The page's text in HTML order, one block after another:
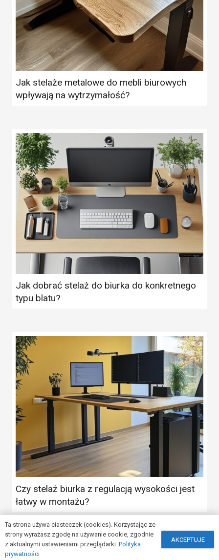
Jak stelaże metalowe do mebli biurowych
wpływają na wytrzymałość?
Jak dobrać stelaż do biurka do konkretnego
typu blatu?
Czy stelaż biurka z regulacją wysokości jest
łatwy w montażu?
© Copyrightpodstawydobiurka.com.pl
Ta strona używa ciasteczek (cookies). Korzystając ze
strony wyrażasz zgodę na używanie cookie, zgodnie
z aktualnymi ustawieniami przeglądarki. Polityka
prywatności
AKCEPTUJE